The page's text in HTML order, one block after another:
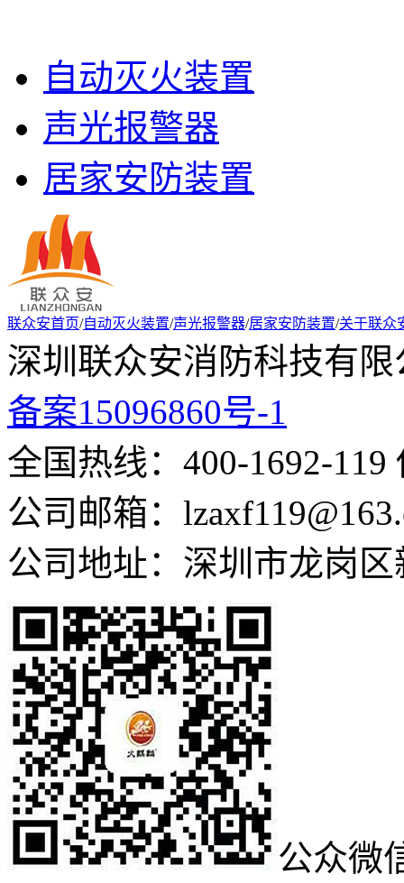
自动灭火装置
声光报警器
居家安防装置
联众安首页/自动灭火装置/声光报警器/居家安防装置/关于联众
深圳联众安消防科技有
备案15096860号-1
全国热线：400-1692-119
公司邮箱：
公司地址：深圳市龙岗
公众微